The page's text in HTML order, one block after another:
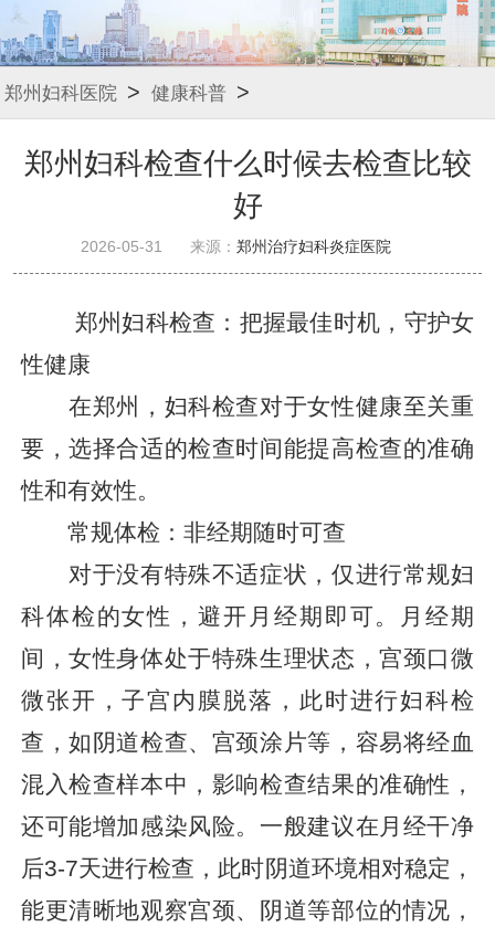
郑州妇科医院 > 健康科普 >
郑州妇科检查什么时候去检查比较
好
2026-05-31 来源： 郑州治疗妇科炎症医院
郑州妇科检查：把握最佳时机，守护女
性健康
在郑州，妇科检查对于女性健康至关重
要，选择合适的检查时间能提高检查的准确
性和有效性。
常规体检：非经期随时可查
对于没有特殊不适症状，仅进行常规妇
科体检的女性，避开月经期即可。月经期
间，女性身体处于特殊生理状态，宫颈口微
微张开，子宫内膜脱落，此时进行妇科检
查，如阴道检查、宫颈涂片等，容易将经血
混入检查样本中，影响检查结果的准确性，
还可能增加感染风险。一般建议在月经干净
后3-7天进行检查，此时阴道环境相对稳定，
能更清晰地观察宫颈、阴道等部位的情况，